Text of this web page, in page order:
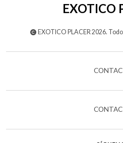
EXOTICO
EXOTICO PLACER 2026.